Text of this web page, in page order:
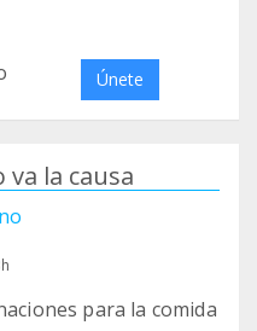
Únete
la causa
para la comida